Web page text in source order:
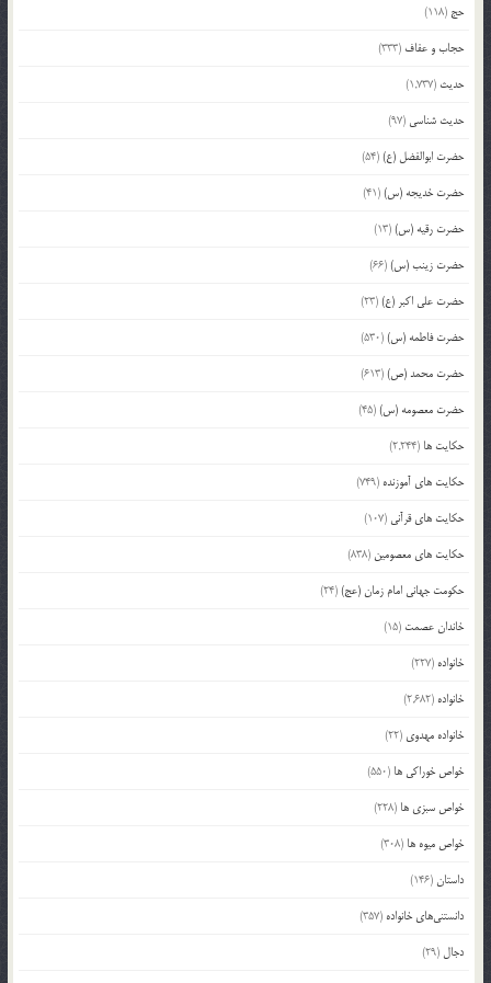
حج (118)
حجاب و عفاف (333)
حدیث (1,737)
حدیث شناسی (97)
حضرت ابوالفضل (ع)(54)
حضرت خدیجه (س)(41)
حضرت رقیه (س)(13)
حضرت زینب (س)(66)
حضرت علی اکبر (ع)(23)
حضرت فاطمه (س)(530)
حضرت محمد (ص)(613)
حضرت معصومه (س)(45)
حکایت ها (2,244)
حکایت های آموزنده (749)
حکایت های قرآنی (107)
حکایت های معصومین (838)
حکومت جهانی امام زمان (عج)(24)
خاندان عصمت (15)
خانواده (227)
خانواده (2,682)
خانواده مهدوی (22)
خواص خوراکی ها (550)
خواص سبزی ها (228)
خواص میوه ها (308)
داستان(146)
دانستنی‌های خانواده (357)
دجال (29)